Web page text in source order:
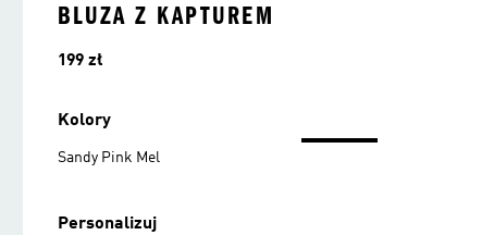
BLUZA Z KAPTUREM
Cena
199 zł
Kolory
Sandy Pink Mel
Personalizuj